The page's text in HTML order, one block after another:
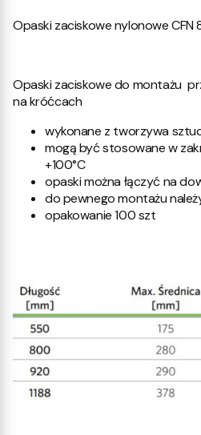
Opaski zaciskowe nylonowe CFN
Opaski zaciskowe do montażu
na króćcach
wykonane z tworzywa
mogą być stosowane w
+100°C
opaski można łączyć na
do pewnego montażu
opakowanie 100 szt